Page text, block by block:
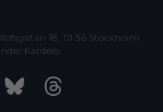
18, 111 36 Stockholm
Kardelo
BlueskyThreads